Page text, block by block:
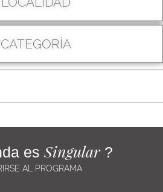
CATEGORÍA
es Singular?
AL PROGRAMA